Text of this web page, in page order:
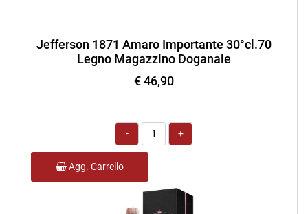
Jefferson 1871 Amaro Importante 30°cl.70
Legno Magazzino Doganale
€ 46,90
Quantità
Agg. Carrello